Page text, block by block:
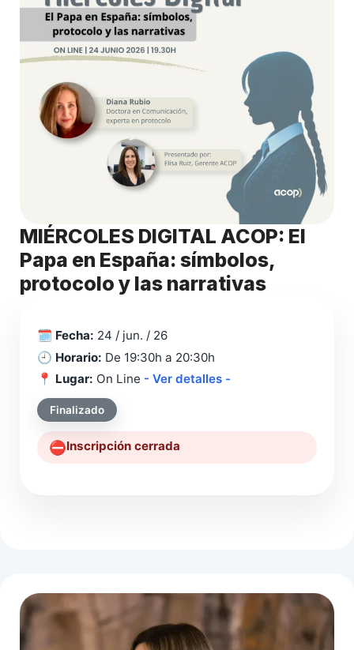
MIÉRCOLES DIGITAL ACOP: El
Papa en España: símbolos,
protocolo y las narrativas
🗓️ Fecha: 24 / jun. / 26
🕘 Horario: De 19:30h a 20:30h
📍 Lugar: On Line - Ver detalles -
Finalizado
⛔️Inscripción cerrada